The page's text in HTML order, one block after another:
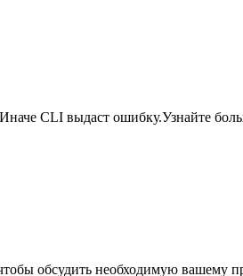
CLI выдаст ошибку.Узнайте
обсудить необходимую вашему